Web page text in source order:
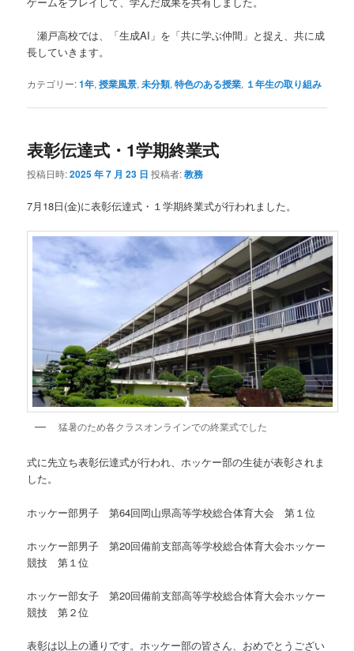
瀬戸高校では、「生成AI」を「共に学ぶ仲間」と捉え、共に成
長していきます。
カテゴリー:1年,授業風景,未分類,特色のある授業, １年生の取り組み
表彰伝達式・1学期終業式
投稿日時:2025 年 7 月 23 日 投稿者:教務
7月18日(金)に表彰伝達式・１学期終業式が行われました。
猛暑のため各クラスオンラインでの終業式でした
式に先立ち表彰伝達式が行われ、ホッケー部の生徒が表彰されま
した。
ホッケー部男子 第64回岡山県高等学校総合体育大会 第１位
ホッケー部男子 第20回備前支部高等学校総合体育大会ホッケー
競技 第１位
ホッケー部女子 第20回備前支部高等学校総合体育大会ホッケー
競技 第２位
表彰は以上の通りです。ホッケー部の皆さん、おめでとうござい